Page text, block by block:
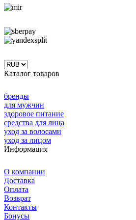
Каталог товаров
бренды
для мужчин
здоровое питание
средства для лица
уход за волосами
уход за лицом
Информация
О компании
Доставка
Оплата
Возврат
Контакты
Бонусы